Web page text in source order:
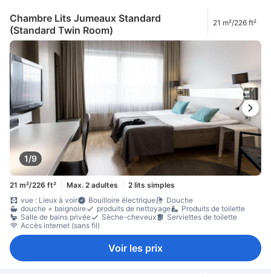
Chambre Lits Jumeaux Standard
(Standard Twin Room)
21 m²/226 ft²
1/9
21 m²/226 ft² Max. 2 adultes
2 lits simples
vue : Lieux à voir
Bouilloire électrique
Douche
douche + baignoire
produits de nettoyage
Produits de toilette
Salle de bains privée
Sèche-cheveux
Serviettes de toilette
Accès internet (sans fil)
Voir les prix